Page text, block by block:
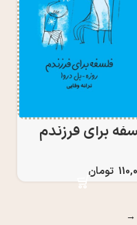
برای فرزندم
تومان
→